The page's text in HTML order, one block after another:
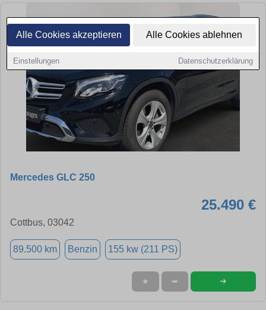
Alle Cookies akzeptieren Alle Cookies ablehnen
Einstellungen Datenschutzerklärung
Mercedes GLC 250
25.490 €
Cottbus, 03042
89.500 km Benzin 155 kw (211 PS)
★ ➦ ➜